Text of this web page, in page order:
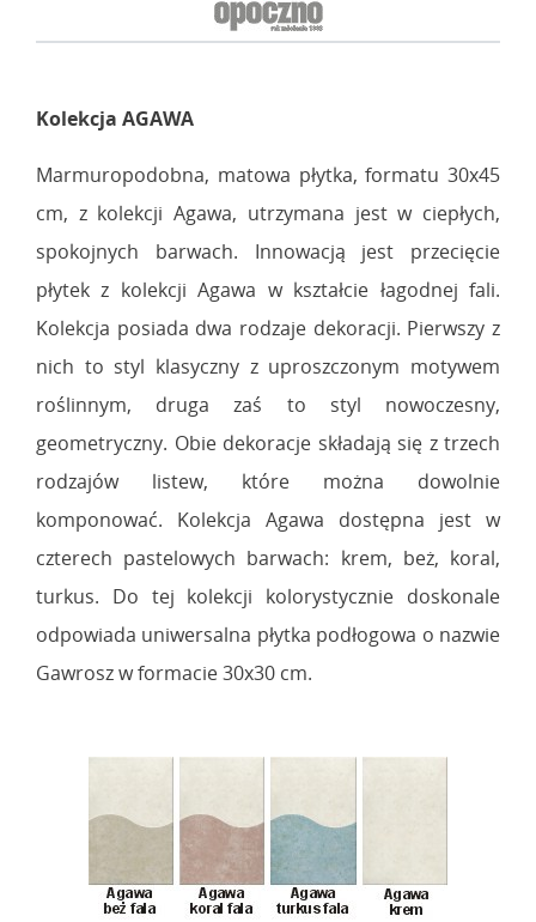
Kolekcja AGAWA
Marmuropodobna, matowa płytka, formatu 30x45
cm, z kolekcji Agawa, utrzymana jest w ciepłych,
spokojnych barwach. Innowacją jest przecięcie
płytek z kolekcji Agawa w kształcie łagodnej fali.
Kolekcja posiada dwa rodzaje dekoracji. Pierwszy z
nich to styl klasyczny z uproszczonym motywem
roślinnym, druga zaś to styl nowoczesny,
geometryczny. Obie dekoracje składają się z trzech
rodzajów listew, które można dowolnie
komponować. Kolekcja Agawa dostępna jest w
czterech pastelowych barwach: krem, beż, koral,
turkus. Do tej kolekcji kolorystycznie doskonale
odpowiada uniwersalna płytka podłogowa o nazwie
Gawrosz w formacie 30x30 cm.